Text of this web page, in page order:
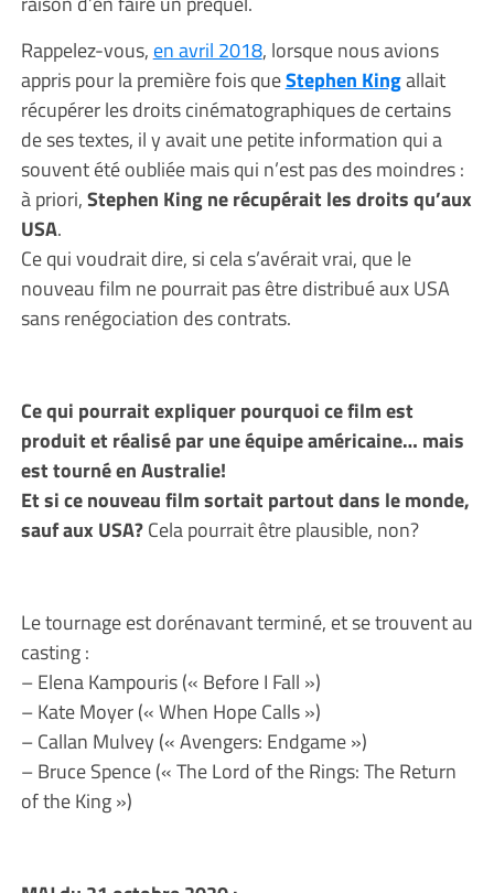
Rappelez-vous, en avril 2018, lorsque nous avions
appris pour la première fois queStephen Kingallait
récupérer les droits cinématographiques de certains
de ses textes, il y avait une petite information qui a
souvent été oubliée mais qui n’est pas des moindres :
à priori,Stephen King ne récupérait les droits qu’aux
USA.
Ce qui voudrait dire, si cela s’avérait vrai, que le
nouveau film ne pourrait pas être distribué aux USA
sans renégociation des contrats.
Ce qui pourrait expliquer pourquoi ce film est
produit et réalisé par une équipe américaine… mais
est tourné en Australie!
Et si ce nouveau film sortait partout dans le monde,
sauf aux USA?Cela pourrait être plausible, non?
Le tournage est dorénavant terminé, et se trouvent au
casting :
– Elena Kampouris (« Before I Fall »)
– Kate Moyer (« When Hope Calls »)
– Callan Mulvey (« Avengers: Endgame »)
– Bruce Spence (« The Lord of the Rings: The Return
of the King »)